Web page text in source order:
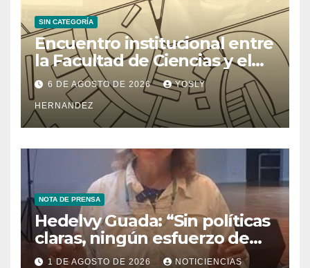
SIN CATEGORÍA
Encuentro institucional entre
la Facultad de Ciencias y el
Ministerio de Ciencia y
Tecnología
6 DE AGOSTO DE 2026 YOSLY
HERNANDEZ
NOTA DE PRENSA
Hedelvy Guada: “Sin políticas
claras, ningún esfuerzo de
conservación rendirá frutos”
1 DE AGOSTO DE 2026 NOTICIENCIAS